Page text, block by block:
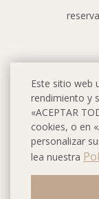
Este sitio web
rendimiento y
«ACEPTAR
cookies, o en
personalizar
lea nuestra